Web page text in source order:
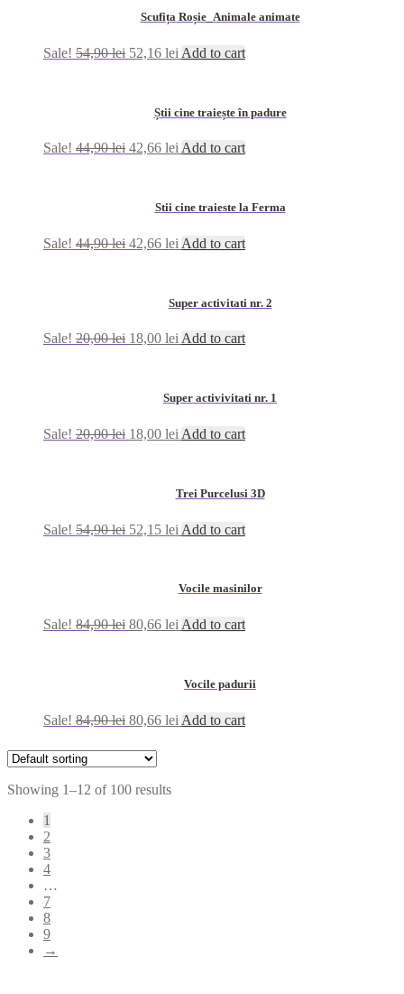
Scufița Roșie_Animale animate
Sale! 54,90lei 52,16 lei Add to cart
Știi cine traiește în padure
Sale! 44,90lei 42,66 lei Add to cart
Stii cine traieste la Ferma
Sale! 44,90lei 42,66 lei Add to cart
Super activitati nr. 2
Sale! 20,00lei 18,00 leiAdd to cart
Super activivitati nr. 1
Sale! 20,00lei 18,00 lei Add to cart
Trei Purcelusi 3D
Sale! 54,90lei 52,15 lei Add to cart
Vocile masinilor
Sale! 84,90lei 80,66 lei Add to cart
Vocile padurii
Sale! 84,90lei 80,66 lei Add to cart
Showing 1–12 of 100 results
1
2
3
4
…
7
8
9
→